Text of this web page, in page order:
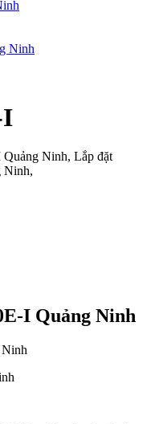
I
Ninh, Lắp đặt
Ninh,
I Quảng Ninh